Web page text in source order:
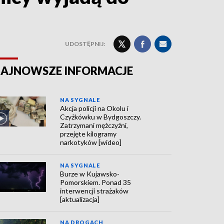
UDOSTĘPNIJ:
INFORMACJE
NA SYGNALE
Akcja policji na Okolu i
Czyżkówku w Bydgoszczy.
Zatrzymani mężczyźni,
przejęte kilogramy
narkotyków [wideo]
NA SYGNALE
Burze w Kujawsko-
Pomorskiem. Ponad 35
interwencji strażaków
[aktualizacja]
NA DROGACH